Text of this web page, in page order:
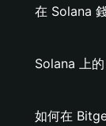
在 Solana
Solana 上
如何在